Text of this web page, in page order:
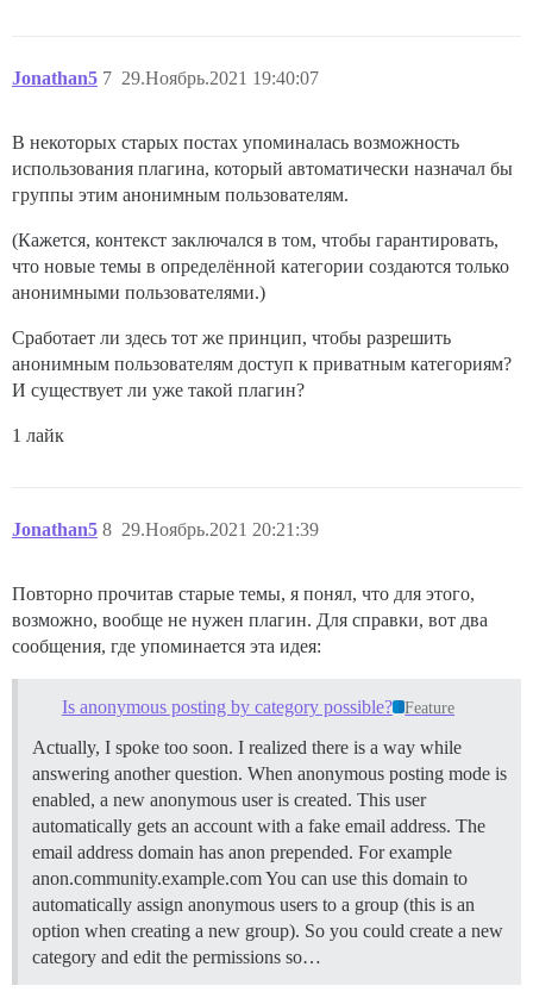
Jonathan5 29.Ноябрь.2021 19:40:07
7
В некоторых старых постах упоминалась возможность
использования плагина, который автоматически назначал бы
группы этим анонимным пользователям.
(Кажется, контекст заключался в том, чтобы гарантировать,
что новые темы в определённой категории создаются только
анонимными пользователями.)
Сработает ли здесь тот же принцип, чтобы разрешить
анонимным пользователям доступ к приватным категориям?
И существует ли уже такой плагин?
1 лайк
Jonathan5 29.Ноябрь.2021 20:21:39
8
Повторно прочитав старые темы, я понял, что для этого,
возможно, вообще не нужен плагин. Для справки, вот два
сообщения, где упоминается эта идея:
Is anonymous posting by category possible? Feature
Actually, I spoke too soon. I realized there is a way while
answering another question. When anonymous posting mode is
enabled, a new anonymous user is created. This user
automatically gets an account with a fake email address. The
email address domain has anon prepended. For example
anon.community.example.com You can use this domain to
automatically assign anonymous users to a group (this is an
option when creating a new group). So you could create a new
category and edit the permissions so…